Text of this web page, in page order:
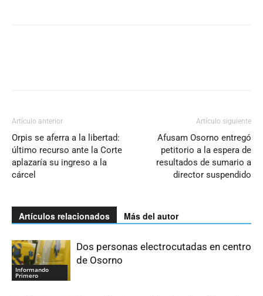
Artículo anterior
Orpis se aferra a la libertad:
último recurso ante la Corte
aplazaría su ingreso a la
cárcel
Artículo siguiente
Afusam Osorno entregó
petitorio a la espera de
resultados de sumario a
director suspendido
Artículos relacionados Más del autor
Informando
Primero
Dos personas electrocutadas en centro
de Osorno